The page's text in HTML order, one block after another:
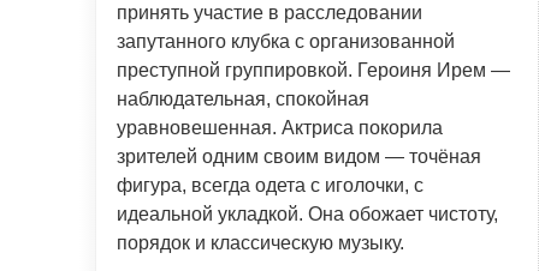
принять участие в расследовании
запутанного клубка с организованной
преступной группировкой. Героиня Ирем —
наблюдательная, спокойная
уравновешенная. Актриса покорила
зрителей одним своим видом — точёная
фигура, всегда одета с иголочки, с
идеальной укладкой. Она обожает чистоту,
порядок и классическую музыку.